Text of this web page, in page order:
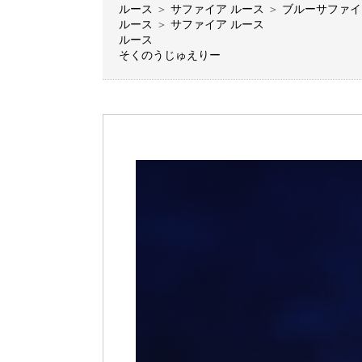
ルース ＞ サファイア ルース ＞ ブルーサファ
ルース ＞ サファイア ルース
ルース
そくのうじゅえりー